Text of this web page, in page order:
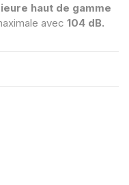
haut de gamme
avec 104 dB.